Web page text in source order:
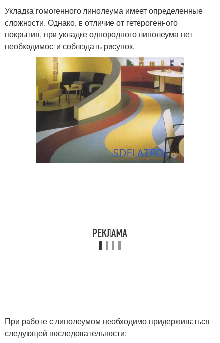
Укладка гомогенного линолеума имеет определенные
сложности. Однако, в отличие от гетерогенного
покрытия, при укладке однородного линолеума нет
необходимости соблюдать рисунок.
При работе с линолеумом необходимо придерживаться
следующей последовательности: